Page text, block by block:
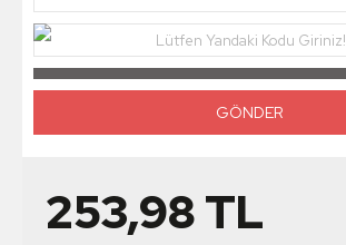
Lütfen Yandaki Kodu Giriniz!
253,98TL